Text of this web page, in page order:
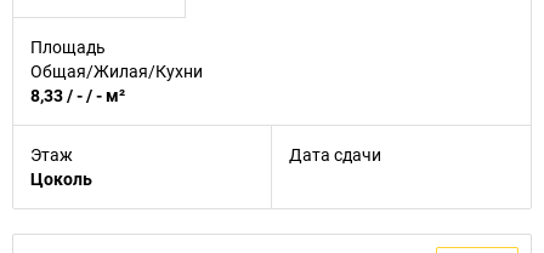
Площадь
Общая/Жилая/Кухни
8,33 / - / - м²
Этаж
Цоколь
Дата сдачи